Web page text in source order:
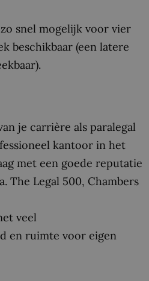
snel mogelijk voor vier
beschikbaar (een latere
je carrière als paralegal
kantoor in het
met een goede reputatie
The Legal 500, Chambers
veel
en ruimte voor eigen